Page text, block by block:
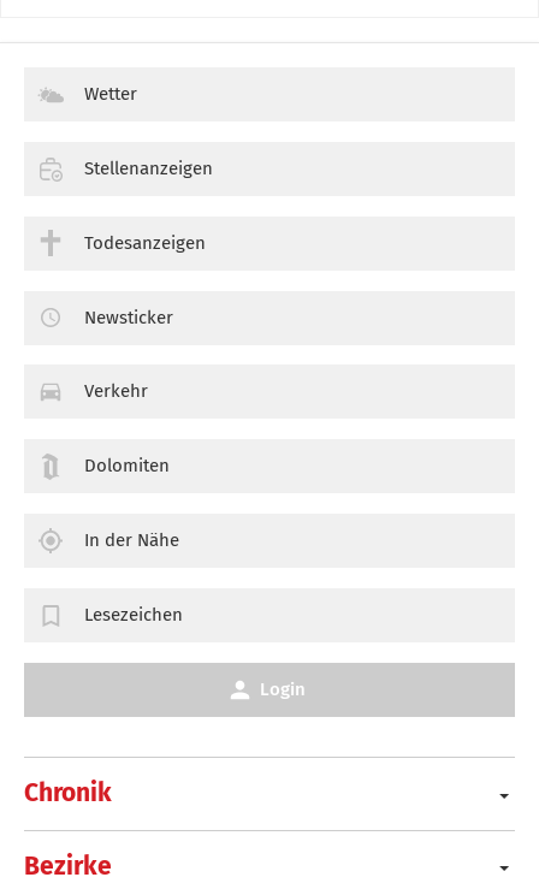
Chronik
Bezirke
Wetter
Stellenanzeigen
Todesanzeigen
Newsticker
Verkehr
Dolomiten
In der Nähe
Lesezeichen
Login